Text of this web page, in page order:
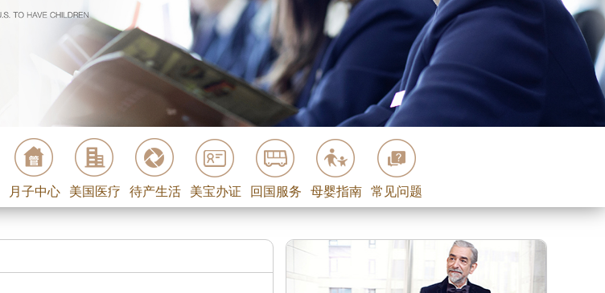
月子中心 美国医疗 待产生活 美宝办证 回国服务 母婴指南 常见问题